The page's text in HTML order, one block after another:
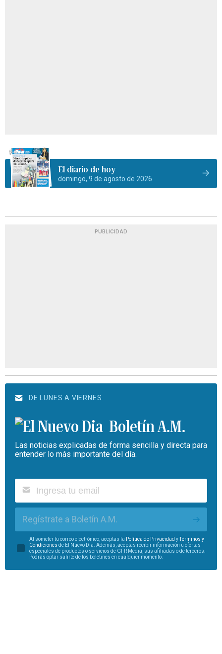
El diario de hoy
domingo, 9 de agosto de 2026
PUBLICIDAD
DE LUNES A VIERNES
Boletín A.M.
Las noticias explicadas de forma sencilla y directa para
entender lo más importante del día.
Regístrate a Boletín A.M.
Al someter tu correo electrónico, aceptas la Política de Privacidad yTérminos y
Condiciones de El Nuevo Día. Además, aceptas recibir información u ofertas
especiales de productos o servicios de GFR Media, sus afiliadas o de terceros.
Podrás optar salirte de los boletines en cualquier momento.